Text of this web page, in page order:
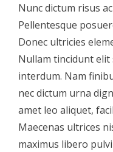
Nunc dictum risus
Pellentesque
Donec ultricies
Nullam tincidunt
interdum. Nam
nec dictum urna
amet leo aliquet,
Maecenas ultrices
maximus libero